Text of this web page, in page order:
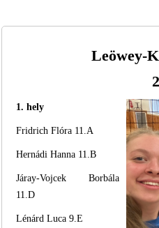
Leöwey-
1. hely
Fridrich Flóra 11.A
Hernádi Hanna 11.B
Járay-Vojcek Borbála
11.D
Lénárd Luca 9.E